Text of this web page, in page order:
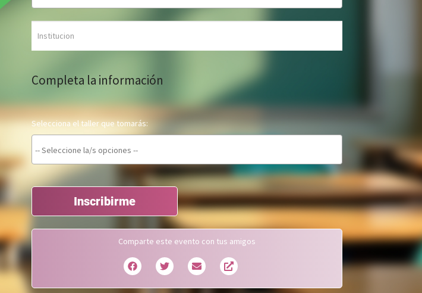
Completa la información
Selecciona el taller que tomarás:
Inscribirme
Comparte este evento con tus amigos